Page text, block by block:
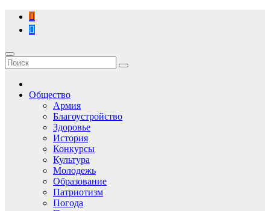
Перейти
содержимому
Общество
Армия
Благоустройство
Здоровье
История
Конкурсы
Культура
Молодежь
Образование
Патриотизм
Погода